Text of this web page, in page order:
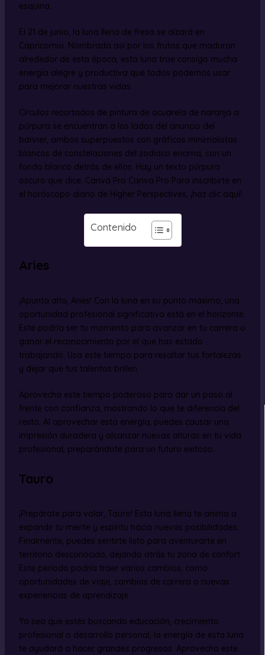
esquina.
El 21 de junio, la luna llena de fresa se alzará en
Capricornio. Nombrada así por los frutos que maduran
alrededor de esta época, esta luna trae consigo mucha
energía alegre y productiva que todos podemos usar
para mejorar nuestras vidas.
Círculos recortados de pintura de acuarela de naranja a
púrpura se encuentran a los lados del anuncio del
banner, ambos superpuestos con gráficos minimalistas
blancos de constelaciones del zodiaco encima, con un
fondo blanco detrás de ellos. Hay un texto púrpura
oscuro que dice: Canva Pro Canva Pro Para inscribirte en
el horóscopo diario de Higher Perspectives, ¡haz clic aquí!
Contenido
Aries
¡Apunta alto, Aries! Con la luna en su punto máximo, una
oportunidad profesional significativa está en el horizonte.
Este podría ser tu momento para avanzar en tu carrera o
ganar el reconocimiento por el que has estado
trabajando. Usa este tiempo para resaltar tus fortalezas
y dejar que tus talentos brillen.
Aprovecha este tiempo poderoso para dar un paso al
frente con confianza, mostrando lo que te diferencia del
resto. Al aprovechar esta energía, puedes causar una
impresión duradera y alcanzar nuevas alturas en tu vida
profesional, preparándote para un futuro exitoso.
Tauro
¡Prepárate para volar, Tauro! Esta luna llena te anima a
expandir tu mente y espíritu hacia nuevas posibilidades.
Finalmente, puedes sentirte listo para aventurarte en
territorio desconocido, dejando atrás tu zona de confort.
Este período podría traer varios cambios, como
oportunidades de viaje, cambios de carrera o nuevas
experiencias de aprendizaje.
Ya sea que estés buscando educación, crecimiento
profesional o desarrollo personal, la energía de esta luna
te ayudará a hacer grandes progresos. Aprovecha este